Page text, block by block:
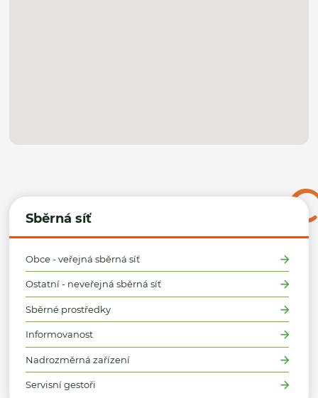
Sběrná síť
Obce - veřejná sběrná síť
Ostatní - neveřejná sběrná síť
Sběrné prostředky
Informovanost
Nadrozměrná zařízení
Servisní gestoři